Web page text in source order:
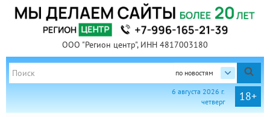
ООО "Регион центр", ИНН 4817003180
по новостям
18+
6 августа 2026 г.
четверг